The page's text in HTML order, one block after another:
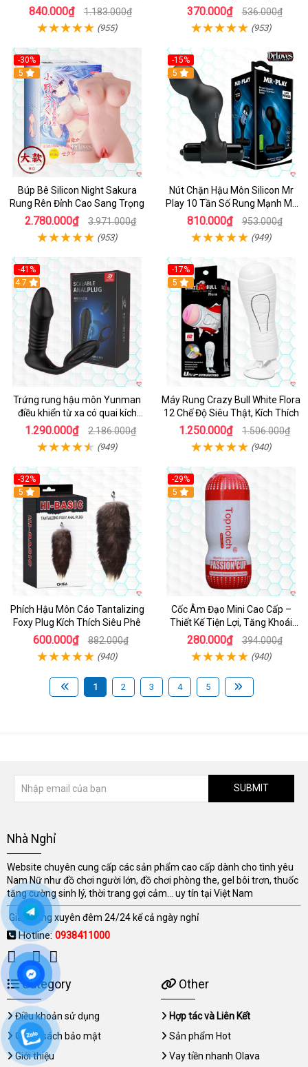
840.000₫ 1.183.000₫
(955)
phấn
370.000₫ 536.000₫
(953)
-30%
Hot
5
Búp Bê Silicon Night Sakura
Rung Rên Đỉnh Cao Sang Trọng
2.780.000₫ 3.971.000₫
(953)
-15%
Hot
5
Nút Chặn Hậu Môn Silicon Mr
Play 10 Tần Số Rung Mạnh Mẽ
Kích Thích
810.000₫ 953.000₫
(949)
-41%
Hot
4.7
Trứng rung hậu môn Yunman
điều khiển từ xa có quai kích
thích
1.290.000₫ 2.186.000₫
(949)
-17%
5
Máy Rung Crazy Bull White Flora
12 Chế Độ Siêu Thật, Kích Thích
1.250.000₫ 1.506.000₫
(940)
-32%
Hot
5
Phích Hậu Môn Cáo Tantalizing
Foxy Plug Kích Thích Siêu Phê
600.000₫ 882.000₫
(940)
-29%
5
Cốc Âm Đạo Mini Cao Cấp –
Thiết Kế Tiện Lợi, Tăng Khoái
Cảm
280.000₫ 394.000₫
(940)
1 2 3 4 5
SUBMIT
Nhà Nghỉ
Website chuyên cung cấp các sản phẩm cao cấp dành cho tình yêu
Nam Nữ như đồ chơi người lớn, đồ chơi phòng the, gel bôi trơn, thuốc
tăng cường sinh lý, thời trang gợi cảm... uy tín tại Việt Nam
Giao hàng xuyên đêm 24/24 kể cả ngày nghỉ
Hotline:0938411000
Category
Điều khoản sử dụng
Chính sách bảo mật
Giới thiệu
Other
Hợp tác và Liên Kết
Sản phẩm Hot
Vay tiền nhanh Olava